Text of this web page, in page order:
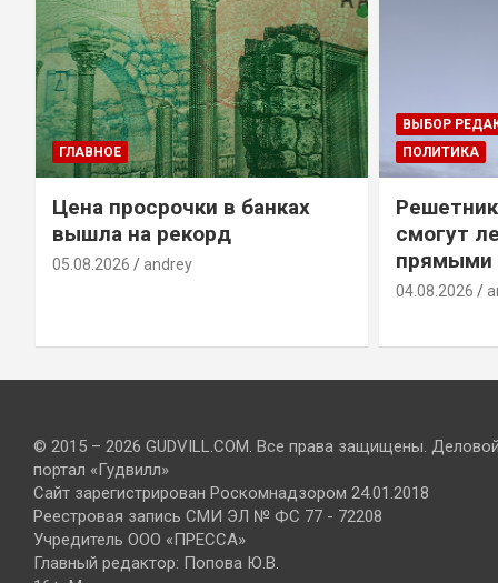
ГЛАВНОЕ
Цена просрочки в банках
вышла на рекорд
05.08.2026 andrey
ВЫБОР
ПОЛИТИКА
смогут
прямыми
04.08.2026
© 2015 – 2026 GUDVILL.COM. Все права защищены.
портал «Гудвилл»
Сайт зарегистрирован Роскомнадзором 24.01.2018
Реестровая запись СМИ ЭЛ № ФС 77 - 72208
Учредитель ООО «ПРЕССА»
Главный редактор: Попова Ю.В.